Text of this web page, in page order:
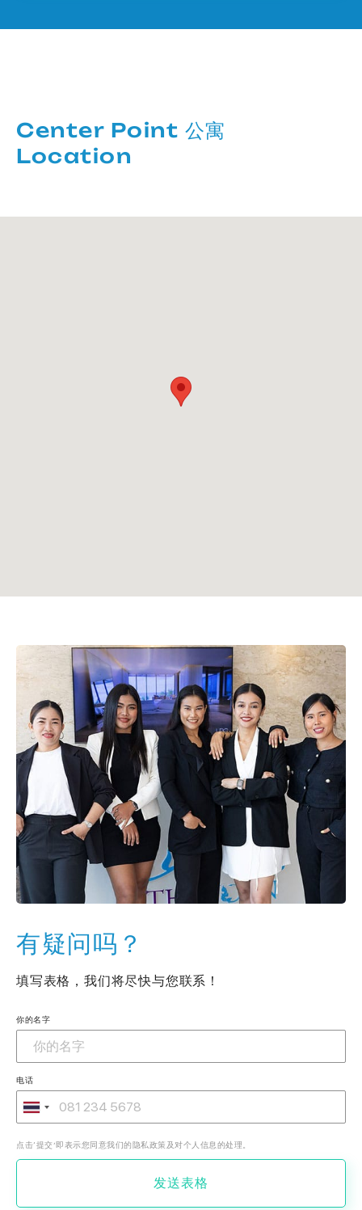
Center Point 公寓
Location
有疑问吗？
填写表格，我们将尽快与您联系！
你的名字
电话
点击‘提交’即表示您同意我们的隐私政策及对个人信息的处理。
发送表格